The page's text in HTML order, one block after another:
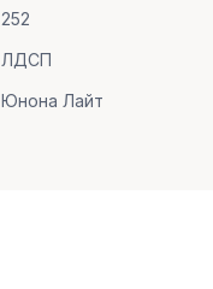
252
ЛДСП
Юнона Лайт